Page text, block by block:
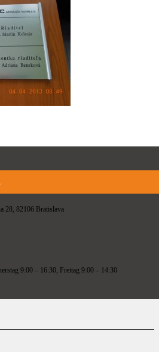
28, 82106 Bratislava
9:00 – 16:30, Freitag 9:00 – 14:30